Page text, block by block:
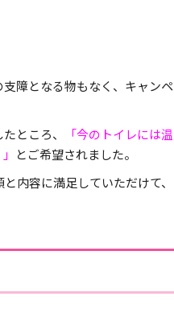
障となる物もなく、キャンペ
ところ、
「今のトイレには温
とご希望されました。
内容に満足していただけて、